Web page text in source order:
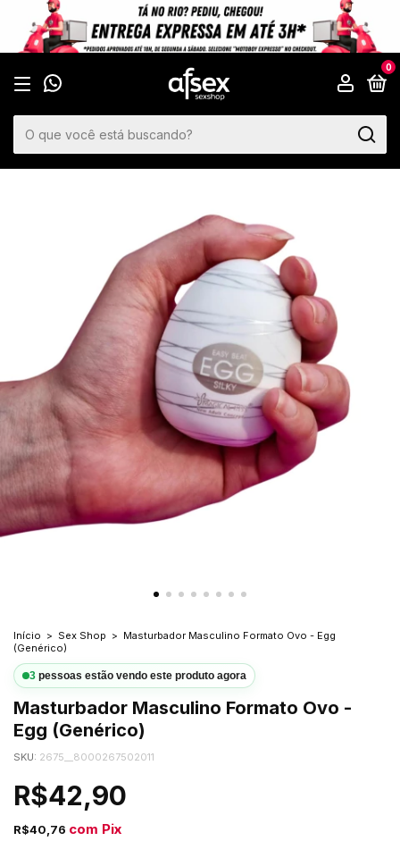
0
Início > Sex Shop > Masturbador Masculino Formato Ovo - Egg
(Genérico)
3 pessoas estão vendo este produto agora
Masturbador Masculino Formato Ovo -
Egg (Genérico)
SKU: 2675__8000267502011
R$42,90
R$40,76 com Pix
🛒 NOVO PEDIDO
Clientes estão comprando produtos agora.